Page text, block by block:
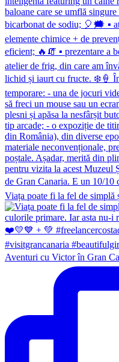
Viața poate fi la fel de simplă
Aventuri cu Victor în Gran